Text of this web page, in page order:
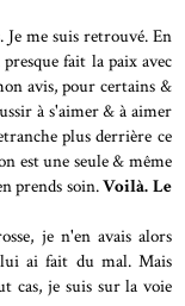
me suis retrouvé. En
fait la paix avec
avis, pour certains &
à s'aimer & à aimer
plus derrière ce
est une seule & même
prends soin.Voilà. Le
je n'en avais alors
lui ai fait du mal. Mais
cas, je suis sur la voie